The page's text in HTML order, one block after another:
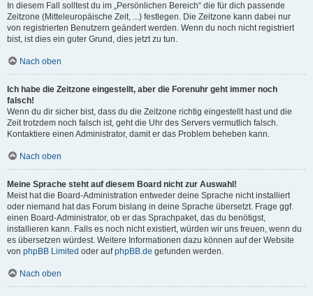
In diesem Fall solltest du im „Persönlichen Bereich“ die für dich passende
Zeitzone (Mitteleuropäische Zeit, ...) festlegen. Die Zeitzone kann dabei nur
von registrierten Benutzern geändert werden. Wenn du noch nicht registriert
bist, ist dies ein guter Grund, dies jetzt zu tun.
Nach oben
Ich habe die Zeitzone eingestellt, aber die Forenuhr geht immer noch
falsch!
Wenn du dir sicher bist, dass du die Zeitzone richtig eingestellt hast und die
Zeit trotzdem noch falsch ist, geht die Uhr des Servers vermutlich falsch.
Kontaktiere einen Administrator, damit er das Problem beheben kann.
Nach oben
Meine Sprache steht auf diesem Board nicht zur Auswahl!
Meist hat die Board-Administration entweder deine Sprache nicht installiert
oder niemand hat das Forum bislang in deine Sprache übersetzt. Frage ggf.
einen Board-Administrator, ob er das Sprachpaket, das du benötigst,
installieren kann. Falls es noch nicht existiert, würden wir uns freuen, wenn du
es übersetzen würdest. Weitere Informationen dazu können auf der Website
von phpBB Limited oder aufphpBB.de gefunden werden.
Nach oben